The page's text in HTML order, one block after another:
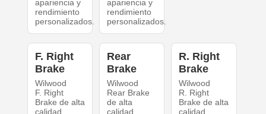
apariencia y
rendimiento
personalizados.
apariencia y
rendimiento
personalizados.
F. Right
Brake
Wilwood
F. Right
Brake de alta
calidad
Rear
Brake
Wilwood
Rear Brake
de alta
calidad
R. Right
Brake
Wilwood
R. Right
Brake de alta
calidad